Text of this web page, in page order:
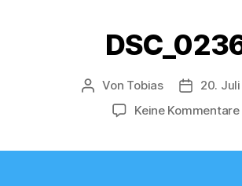
Beitragsautor
Von Tobias
20.
Keine Kommentare